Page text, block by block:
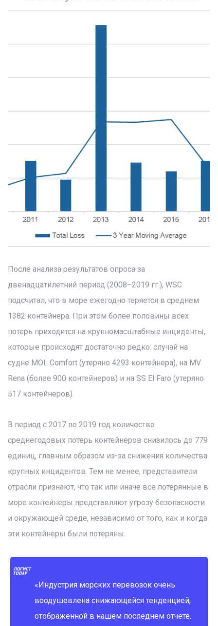
После анализа результатов опроса за
двенадцатилетний период (2008–2019 гг.), WSC
подсчитал, что в море ежегодно теряется в среднем
1382 контейнера. При этом более половины всех
потерь приходится на крупномасштабные инциденты,
которые происходят достаточно редко: случай на
судне MOL Comfort (утеряно 4293 контейнера), на MV
Rena (более 900 контейнеров) и на SS El Faro (утеряно
517 контейнеров).
В период с 2017 по 2019 год количество
среднегодовых потерь контейнеров снизилось до 779
единиц, главным образом из-за снижения количества
крупных инцидентов. Тем не менее, представители
отрасли признают, что так или иначе все потерянные в
море контейнеры представляют угрозу безопасности
и окружающей среде, независимо от того, как и когда
эти контейнеры были потеряны.
«Индустрия морских перевозок очень
воодушевлена снижающейся тенденцией,
отображенной в нашем последнем отчете.